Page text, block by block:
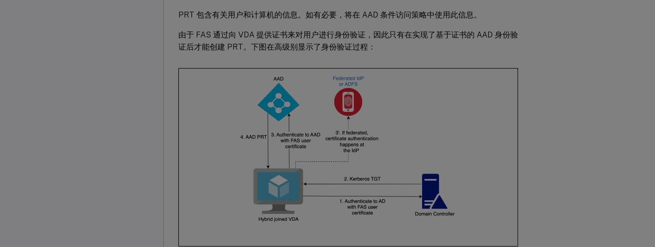
PRT 包含有关用户和计算机的信息。如有必要，将在 AAD 条件访问策略中使用此信息。
由于 FAS 通过向 VDA 提供证书来对用户进行身份验证，因此只有在实现了基于证书的 AAD 身份验
证后才能创建 PRT。下图在高级别显示了身份验证过程：